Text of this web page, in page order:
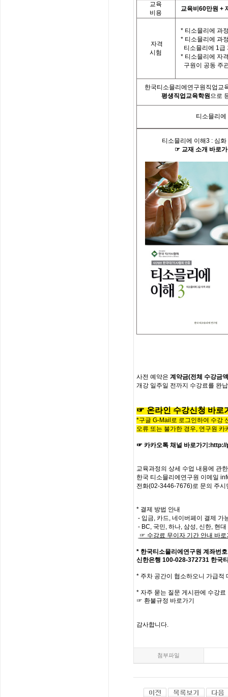
교육
비용
교육비 60만원 +
자격
시험
* 티소믈리에 과
* 티소믈리에 과
티소믈리에 1급
* 티소믈리에 자
구원이 공동 주
한국티소믈리에연구원직업교
평생직업교육학원으로
티소믈리에
티소믈리에 이해3 : 심화
☞ 교재 소개 바로
사전 예약은 계약금(전체 수강금
개강 일주일 전까지 수강료를 완
☞온라인수강신청 바로
*구글 G-Mail로 로그인하여 수강
오류 또는 불가한 경우, 연구원 카
☞ 카카오톡 채널 바로가기 :
교육과정의 상세 수업 내용에 관한
한국 티소믈리에 연구원 이메일
전화(02-3446-7676)로 문의 주시
* 결제 방법 안내
- 입금, 카드, 네이버페이 결제 가
- BC, 국민, 하나, 삼성, 신한, 현
☞ 수강료 무이자 기간 안내 바로
* 한국티소믈리에연구원 계좌번호
신한은행 100-028-372731 한국
* 주차 공간이 협소하오니 가급적
* 자주 묻는 질문 게시판에 수강료
☞ 환불규정 바로가기
감사합니다.
첨부파일